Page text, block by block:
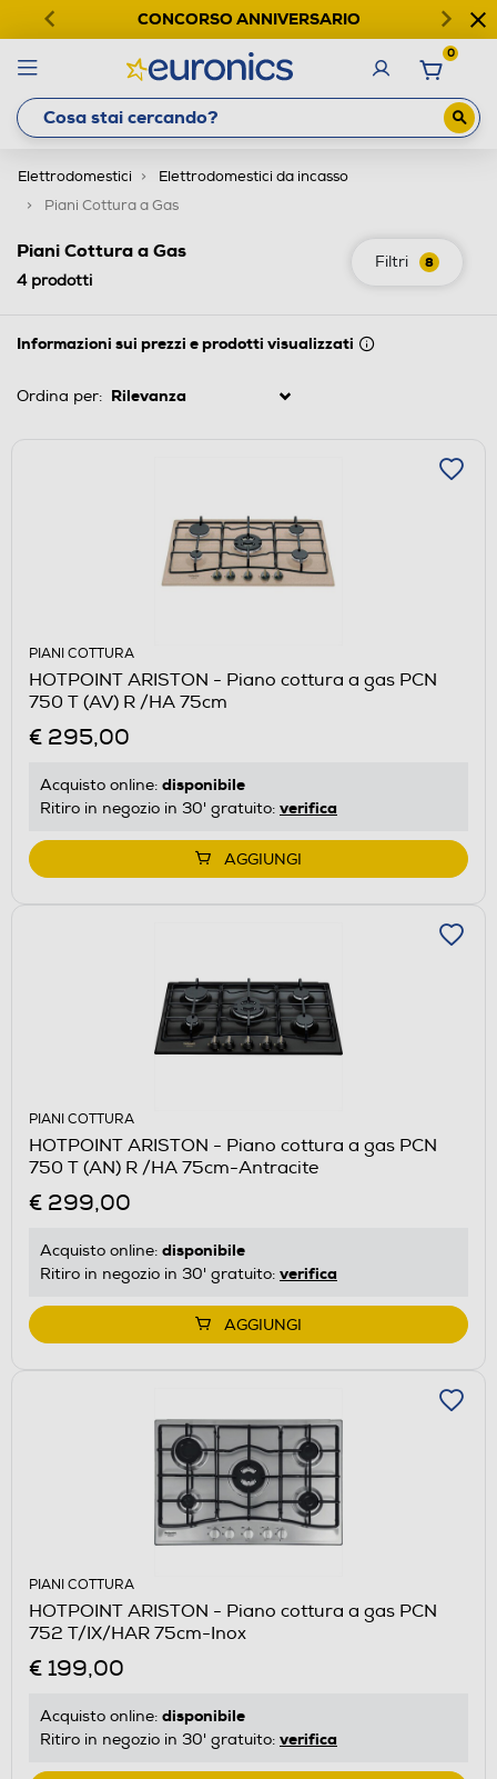
CONCORSO ANNIVERSARIO
0
Elettrodomestici
Elettrodomestici da incasso
Piani Cottura a Gas
Filtri 8
Piani Cottura a Gas
4prodotti
Informazioni sui prezzi e prodotti visualizzati
Ordina per:
PIANI COTTURA
HOTPOINT ARISTON - Piano cottura a gas PCN
750 T (AV) R /HA 75cm
€ 295,00
Acquisto online: disponibile
Ritiro in negozio in 30' gratuito: verifica
AGGIUNGI
PIANI COTTURA
HOTPOINT ARISTON - Piano cottura a gas PCN
750 T (AN) R /HA 75cm-Antracite
€ 299,00
Acquisto online: disponibile
Ritiro in negozio in 30' gratuito: verifica
AGGIUNGI
PIANI COTTURA
HOTPOINT ARISTON - Piano cottura a gas PCN
752 T/IX/HAR 75cm-Inox
€ 199,00
Acquisto online: disponibile
Ritiro in negozio in 30' gratuito: verifica